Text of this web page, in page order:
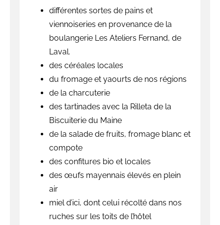
différentes sortes de pains et
viennoiseries en provenance de la
boulangerie Les Ateliers Fernand, de
Laval.
des céréales locales
du fromage et yaourts de nos régions
de la charcuterie
des tartinades avec la Rilleta de la
Biscuiterie du Maine
de la salade de fruits, fromage blanc et
compote
des confitures bio et locales
des œufs mayennais élevés en plein
air
miel d’ici, dont celui récolté dans nos
ruches sur les toits de l’hôtel